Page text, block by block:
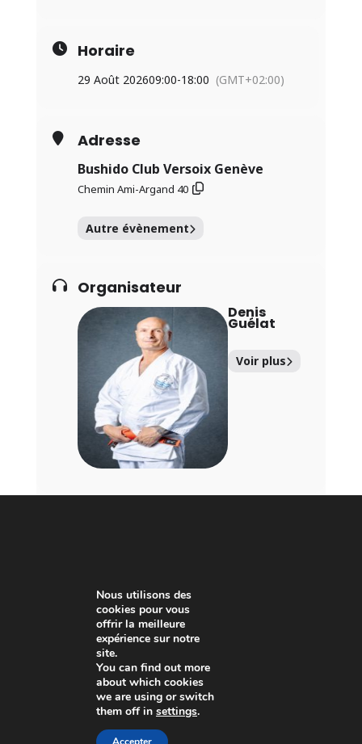
Horaire
29 Août 202609:00-18:00 (GMT+02:00)
Adresse
Bushido Club Versoix Genève
Chemin Ami-Argand 40
Autre évènement
Organisateur
Denis
Guélat
Voir plus
ItinéraireHow do you plan to get there?
Nous utilisons des
cookies pour vous
offrir la meilleure
expérience sur notre
site.
You can find out more
about which cookies
we are using or switch
them off in settings.